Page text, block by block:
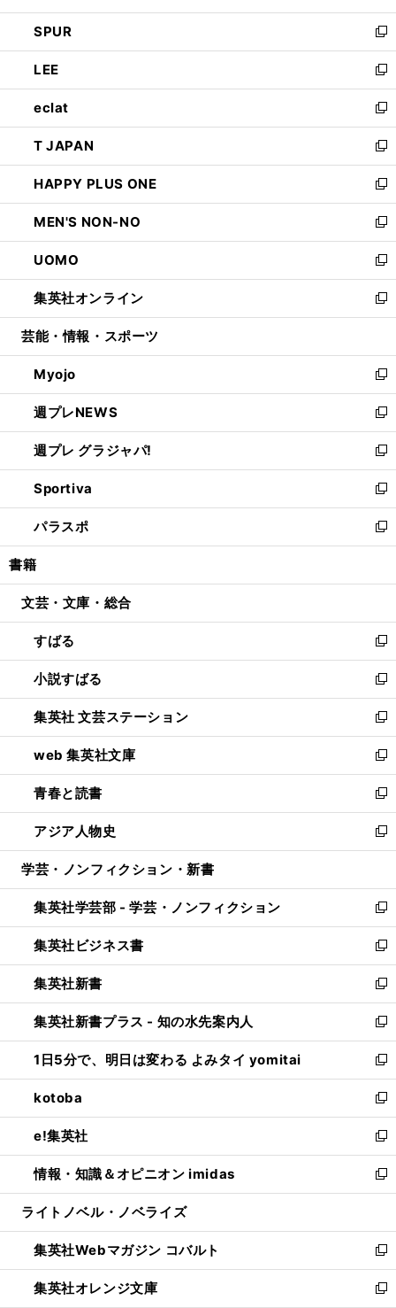
ウ
で
開
く
ン
ド
ウ
で
開
く
ウ
ィ
ン
ド
ウ
で
開
く
し
い
ウ
ィ
ン
ド
ウ
で
開
く
SPUR
新
し
い
ウ
ィ
ン
ド
ウ
で
開
く
LEE
新
し
い
ウ
ィ
ン
ド
ウ
で
開
く
eclat
新
し
い
ウ
ィ
ン
ド
ウ
で
開
く
T JAPAN
新
し
い
ウ
ィ
ン
ド
ウ
で
開
HAPPY PLUS ONE
新
し
い
ウ
ィ
ン
ド
ウ
開
く
MEN'S NON-NO
新
し
い
ウ
ィ
ン
ウ
で
開
く
UOMO
新
し
い
ウ
ン
ド
ウ
で
開
く
集英社オンライン
新
し
ウ
ィ
ン
ド
ウ
で
開
く
芸能・情報・スポーツ
Myojo
新
し
い
ウ
ィ
ン
ド
ウ
で
開
週プレNEWS
新
し
い
ウ
ィ
ン
ド
ウ
開
週プレ グラジャパ!
新
し
い
ウ
ィ
ン
ウ
開
く
Sportiva
新
し
い
ウ
ン
ウ
で
開
く
パラスポ
新
し
ウ
ン
ド
ウ
で
開
く
書籍
文芸・文庫・総合
すばる
新
し
い
ウ
ィ
ン
ド
ウ
で
開
く
小説すばる
新
し
い
ウ
ィ
ン
ド
ウ
で
開
集英社 文芸ステーション
新
し
い
ウ
ィ
ン
ド
ウ
開
く
web 集英社文庫
新
し
い
ウ
ィ
ン
ウ
で
開
く
青春と読書
新
し
い
ウ
ン
ド
ウ
で
開
く
アジア人物史
新
し
ウ
ィ
ン
ド
ウ
で
開
く
学芸・ノンフィクション・新書
集英社学芸部 - 学芸・ノンフィクション
新
し
い
ウ
ィ
ン
ド
ウ
で
開
く
集英社ビジネス書
新
し
い
ウ
ィ
ン
ド
ウ
で
開
く
集英社新書
新
し
い
ウ
ィ
ン
ド
ウ
で
開
く
集英社新書プラス - 知の水先案内人
新
し
い
ウ
ィ
ン
ド
ウ
で
開
1日5分で、明日は変わる よみタイ yomitai
新
し
い
ウ
ィ
ン
ド
ウ
開
く
kotoba
新
し
い
ウ
ィ
ン
ウ
で
開
く
e!集英社
新
し
い
ウ
ン
ド
ウ
で
情報・知識＆オピニオン imidas
新
し
ウ
ィ
ン
ド
ライトノベル・ノベライズ
集英社Webマガジン コバルト
新
し
い
集英社オレンジ文庫
新